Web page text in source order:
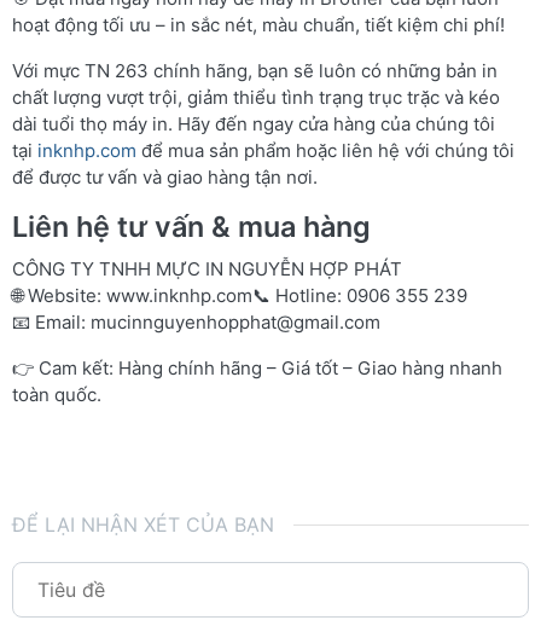
hoạt động tối ưu – in sắc nét, màu chuẩn, tiết kiệm chi phí!
Với mực TN 263 chính hãng, bạn sẽ luôn có những bản in
chất lượng vượt trội, giảm thiểu tình trạng trục trặc và kéo
dài tuổi thọ máy in. Hãy đến ngay cửa hàng của chúng tôi
tại inknhp.com để mua sản phẩm hoặc liên hệ với chúng tôi
để được tư vấn và giao hàng tận nơi.
Liên hệ tư vấn & mua hàng
CÔNG TY TNHH MỰC IN NGUYỄN HỢP PHÁT
🌐 Website: www.inknhp.com📞 Hotline: 0906 355 239
📧 Email: mucinnguyenhopphat@gmail.com
👉 Cam kết: Hàng chính hãng – Giá tốt – Giao hàng nhanh
toàn quốc.
ĐỂ LẠI NHẬN XÉT CỦA BẠN